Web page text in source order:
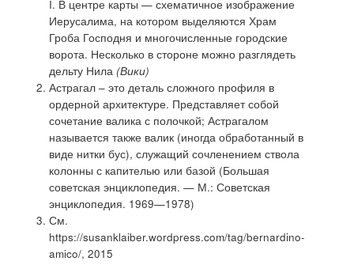
I. В центре карты — схематичное изображение
Иерусалима, на котором выделяются Храм
Гроба Господня и многочисленные городские
ворота. Несколько в стороне можно разглядеть
дельту Нила (Вики)
Астрагал – это деталь сложного профиля в
ордерной архитектуре. Представляет собой
сочетание валика с полочкой; Астрагалом
называется также валик (иногда обработанный в
виде нитки бус), служащий сочленением ствола
колонны с капителью или базой (Большая
советская энциклопедия. — М.: Советская
энциклопедия. 1969—1978)
См.
https://susanklaiber.wordpress.com/tag/bernardino-
amico/, 2015